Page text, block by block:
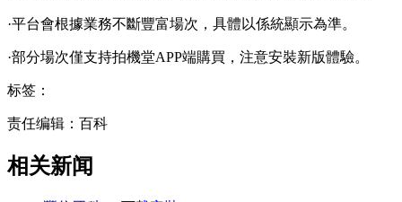
·平台會根據業務不斷豐富場次，具體以係統顯示為準。
·部分場次僅支持拍機堂APP端購買，注意安裝新版體驗。
标签：
责任编辑：百科
相关新闻